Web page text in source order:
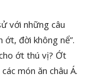
với những câu
ớt, đời không nể”.
ớt thú vị? Ớt
món ăn châu Á.